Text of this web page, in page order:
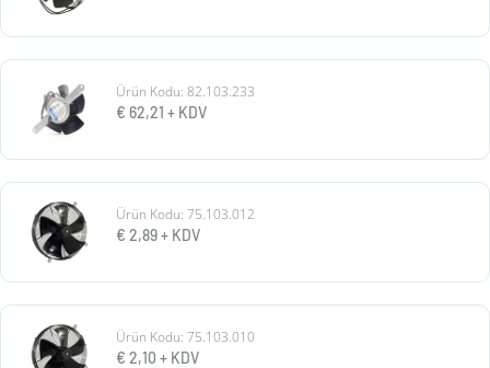
Ürün Kodu: 82.103.233
€ 62,21 + KDV
Ürün Kodu: 75.103.012
€ 2,89+ KDV
Ürün Kodu: 75.103.010
€ 2,10 + KDV